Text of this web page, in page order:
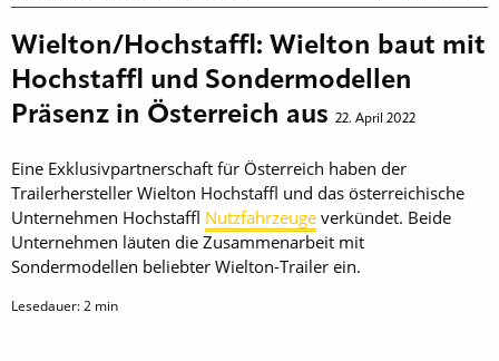
Wielton/Hochstaffl: Wielton baut mit
Hochstaffl und Sondermodellen
Präsenz in Österreich aus 22. April 2022
Eine Exklusivpartnerschaft für Österreich haben der
Trailerhersteller Wielton Hochstaffl und das österreichische
Unternehmen Hochstaffl Nutzfahrzeuge verkündet. Beide
Unternehmen läuten die Zusammenarbeit mit
Sondermodellen beliebter Wielton-Trailer ein.
Lesedauer:2 min